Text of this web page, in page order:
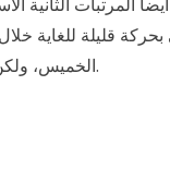
الخميس، ولكن هذا كان متوقعاً نظراً لحقيقة أن الحجم كان ضعيفاً وكان اليوم قصيراً بالطبع.